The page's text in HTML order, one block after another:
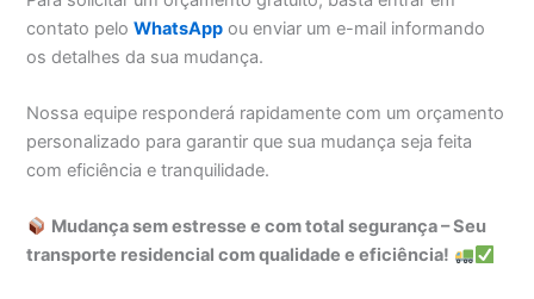
contato peloWhatsApp ou enviar um e-mail informando
os detalhes da sua mudança.
Nossa equipe responderá rapidamente com um orçamento
personalizado para garantir que sua mudança seja feita
com eficiência e tranquilidade.
Mudança sem estresse e com total segurança – Seu
transporte residencial com qualidade e eficiência!